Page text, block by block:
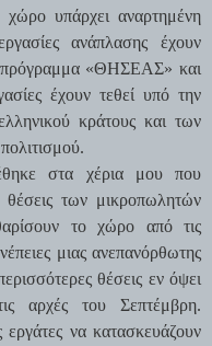
υπάρχει αναρτημένη
ανάπλασης έχουν
πρόγραμμα «ΘΗΣΕΑΣ» και
έχουν τεθεί υπό την
κράτους και των
στα χέρια μου που
θέσεις των μικροπωλητών
το χώρο από τις
μιας ανεπανόρθωτης
θέσεις εν όψει
αρχές του Σεπτέμβρη.
να κατασκευάζουν